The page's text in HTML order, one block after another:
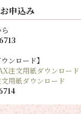
申込み
ンロード】
注文用紙ダウンロード
用紙ダウンロード